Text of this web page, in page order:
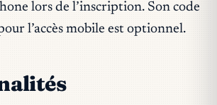
lors de l’inscription. Son code
l’accès mobile est optionnel.